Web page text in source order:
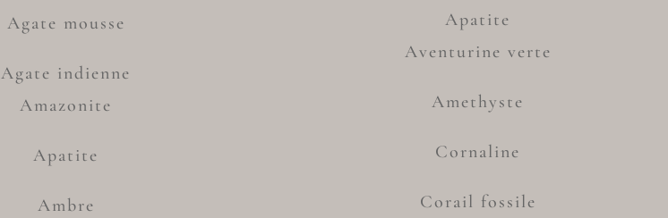
Agate mousse
Agate indienne
Amazonite
Apatite
Ambre
Apatite
Aventurine verte
Amethyste
Cornaline
Corail fossile